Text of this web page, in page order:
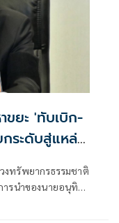
ขยะ 'ทับเบิก-
กระดับสู่แหล่ง
ได้ควบคู่
งทรัพยากรธรรมชาติ
ารนำของนายอนุทิน